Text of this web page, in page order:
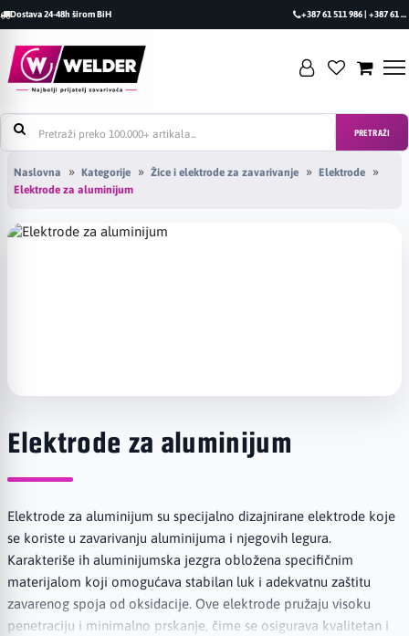
Dostava 24-48h širom BiH +387 61 511 986 | +387 61 493 470
PRETRAŽI
Naslovna Kategorije Žice i elektrode za zavarivanje
Elektrode
Elektrode za aluminijum
Elektrode za aluminijum
Elektrode za aluminijum su specijalno dizajnirane elektrode koje
se koriste u zavarivanju aluminijuma i njegovih legura.
Karakteriše ih aluminijumska jezgra obložena specifičnim
materijalom koji omogućava stabilan luk i adekvatnu zaštitu
zavarenog spoja od oksidacije. Ove elektrode pružaju visoku
penetraciju i minimalno prskanje, čime se osigurava kvalitetan i